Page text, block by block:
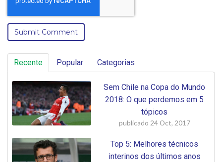
Recente Popular Categorias
Sem Chile na Copa do Mundo
2018: O que perdemos em 5
tópicos
publicado 24 Oct, 2017
Top 5: Melhores técnicos
interinos dos últimos anos